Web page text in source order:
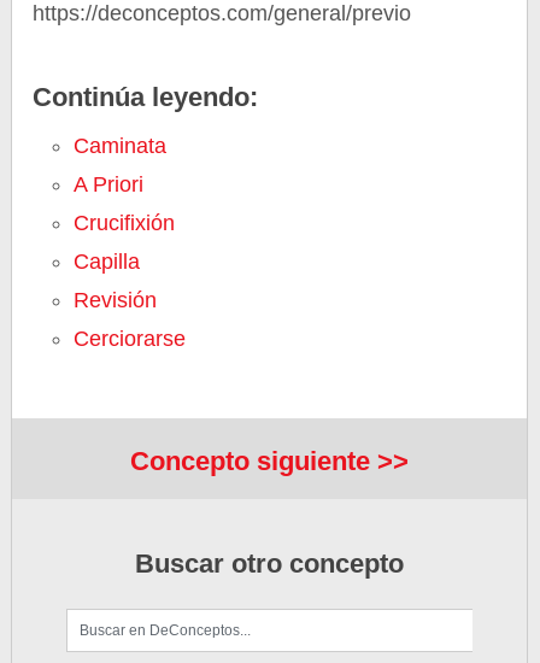
https://deconceptos.com/general/previo
Continúa leyendo:
Caminata
A Priori
Crucifixión
Capilla
Revisión
Cerciorarse
Concepto siguiente >>
Buscar otro concepto